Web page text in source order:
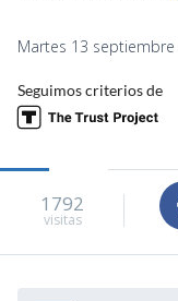
Martes 13
Seguimos criterios de
1792
visitas